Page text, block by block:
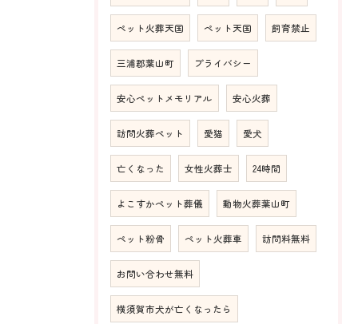
ペット火葬天国 ペット天国 飼育禁止
三浦郡葉山町 プライバシー
安心ペットメモリアル 安心火葬
訪問火葬ペット 愛猫 愛犬
亡くなった 女性火葬士 24時間
よこすかペット葬儀 動物火葬葉山町
ペット粉骨 ペット火葬車 訪問料無料
お問い合わせ無料
横須賀市犬が亡くなったら